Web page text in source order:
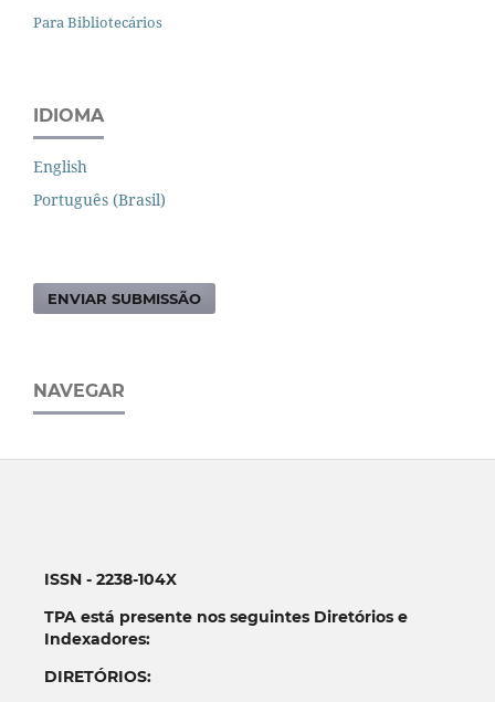
Para Bibliotecários
IDIOMA
English
Português (Brasil)
ENVIAR SUBMISSÃO
NAVEGAR
ISSN - 2238-104X
TPA está presente nos seguintes Diretórios e
Indexadores:
DIRETÓRIOS: